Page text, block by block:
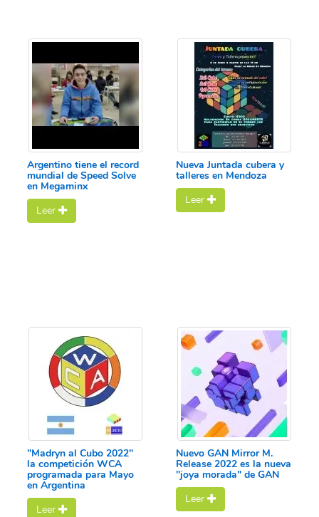
Argentino tiene el record
mundial de Speed Solve
en Megaminx
Leer
Nueva Juntada cubera y
talleres en Mendoza
Leer
"Madryn al Cubo 2022"
la competición WCA
programada para Mayo
en Argentina
Leer
Nuevo GAN Mirror M.
Release 2022 es la nueva
"joya morada" de GAN
Leer